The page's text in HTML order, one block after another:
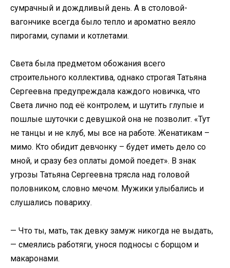
сумрачный и дождливый день. А в столовой-
вагончике всегда было тепло и ароматно веяло
пирогами, супами и котлетами.
Света была предметом обожания всего
строительного коллектива, однако строгая Татьяна
Сергеевна предупреждала каждого новичка, что
Света лично под её контролем, и шутить глупые и
пошлые шуточки с девушкой она не позволит. «Тут
не танцы и не клуб, мы все на работе. Женатикам –
мимо. Кто обидит девчонку – будет иметь дело со
мной, и сразу без оплаты домой поедет». В знак
угрозы Татьяна Сергеевна трясла над головой
половником, словно мечом. Мужики улыбались и
слушались повариху.
— Что ты, мать, так девку замуж никогда не выдать,
— смеялись работяги, унося подносы с борщом и
макаронами.